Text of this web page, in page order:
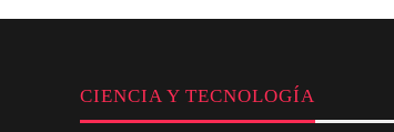
CIENCIA Y TECNOLOGÍA